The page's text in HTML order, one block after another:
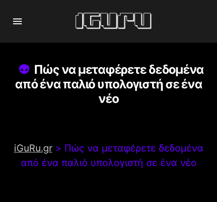
Πώς να μεταφέρετε δεδομένα
από ένα παλιό υπολογιστή σε ένα
νέο
iGuRu.gr> Πώς να μεταφέρετε δεδομένα
από ένα παλιό υπολογιστή σε ένα νέο